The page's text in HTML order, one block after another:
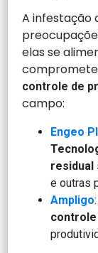
A infestação
elas se
controle de
campo:
Engeo
residual
e outras
Ampligo